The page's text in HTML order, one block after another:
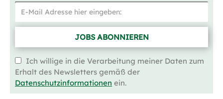
JOBS ABONNIEREN
Ich willige in die Verarbeitung meiner Daten zum
Erhalt des Newsletters gemäß der
Datenschutzinformationen ein.